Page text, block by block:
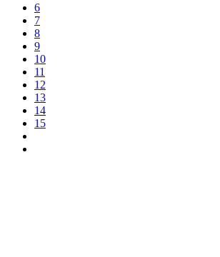
6
7
8
9
10
11
12
13
14
15